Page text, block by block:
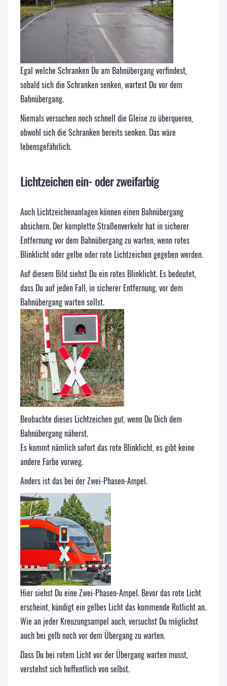
Egal welche Schranken Du am Bahnübergang vorfindest,
sobald sich die Schranken senken, wartest Du vor dem
Bahnübergang.
Niemals versuchen noch schnell die Gleise zu überqueren,
obwohl sich die Schranken bereits senken. Das wäre
lebensgefährlich.
Lichtzeichen ein- oder zweifarbig
Auch Lichtzeichenanlagen können einen Bahnübergang
absichern. Der komplette Straßenverkehr hat in sicherer
Entfernung vor dem Bahnübergang zu warten, wenn rotes
Blinklicht oder gelbe oder rote Lichtzeichen gegeben werden.
Auf diesem Bild siehst Du ein rotes Blinklicht. Es bedeutet,
dass Du auf jeden Fall, in sicherer Entfernung, vor dem
Bahnübergang warten sollst.
Beobachte dieses Lichtzeichen gut, wenn Du Dich dem
Bahnübergang näherst.
Es kommt nämlich sofort das rote Blinklicht, es gibt keine
andere Farbe vorweg.
Anders ist das bei der Zwei-Phasen-Ampel.
Hier siehst Du eine Zwei-Phasen-Ampel. Bevor das rote Licht
erscheint, kündigt ein gelbes Licht das kommende Rotlicht an.
Wie an jeder Kreuzungsampel auch, versuchst Du möglichst
auch bei gelb noch vor dem Übergang zu warten.
Dass Du bei rotem Licht vor der Übergang warten musst,
verstehst sich hoffentlich von selbst.